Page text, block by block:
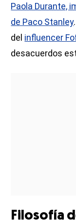
Paola Durante,
de Paco Stanley
del influencer
desacuerdos
Filosofía